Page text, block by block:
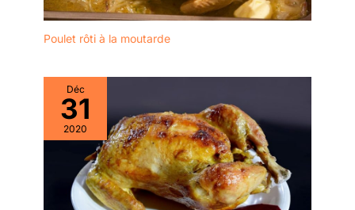
Poulet rôti à la moutarde
Déc
31
2020